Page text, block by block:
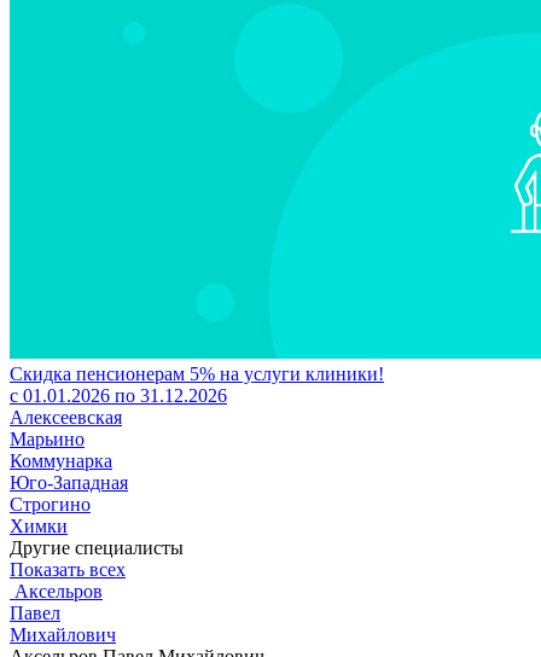
Скидка пенсионерам 5% на услуги клиники!
с 01.01.2026 по 31.12.2026
Алексеевская
Марьино
Коммунарка
Юго-Западная
Строгино
Химки
Другие специалисты
Показать всех
Аксельров
Павел
Михайлович